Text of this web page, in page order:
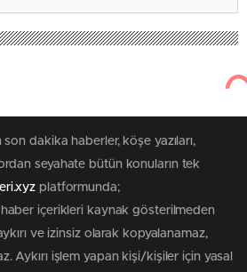
dakika haberler, köşe yazıları,
seyahate bütün konuların tek
platformunda;
içerikleri kaynak gösterilmeden
ve izinsiz olarak kopyalanamaz,
Aykırı işlem yapan kişi/kişiler için yasal